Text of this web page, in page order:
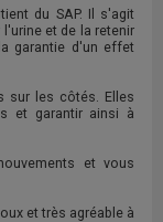
du SAP. Il s'agit
et de la retenir
garantie d'un effet
sur les côtés. Elles
et garantir ainsi à
et vous
et très agréable à